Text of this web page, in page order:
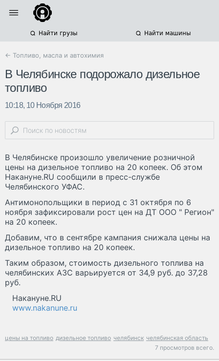
Найти грузы Найти машины
← Топливо, масла и автохимия
В Челябинске подорожало дизельное
топливо
10:18, 10 Ноября 2016
В Челябинске произошло увеличение розничной
цены на дизельное топливо на 20 копеек. Об этом
Накануне.RU сообщили в пресс-службе
Челябинского УФАС.
Антимонопольщики в период с 31 октября по 6
ноября зафиксировали рост цен на ДТ ООО " Регион"
на 20 копеек.
Добавим, что в сентябре кампания снижала цены на
дизельное топливо на 20 копеек.
Таким образом, стоимость дизельного топлива на
челябинских АЗС варьируется от 34,9 руб. до 37,28
руб.
Накануне.RU
www.nakanune.ru
цены на топливо дизельное топливо челябинск челябинская область
7 просмотров всего.